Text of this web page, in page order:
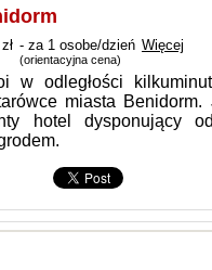
zł - za 1 osobe/dzień
(orientacyjna cena)
Więcej
w odległości
miasta Benidorm.
hotel dysponujący